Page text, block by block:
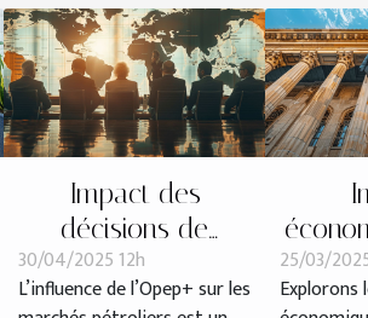
Impact des
décisions de
l'Opep+ sur les prix
mondiaux du
30/04/2025 12h
L’influence de l’Opep+ sur les
25/03/